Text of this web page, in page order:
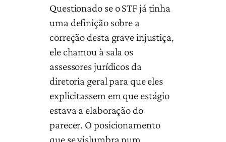
Questionado se o STF já tinha
uma definição sobre a
correção desta grave injustiça,
ele chamou à sala os
assessores jurídicos da
diretoria geral para que eles
explicitassem em que estágio
estava a elaboração do
parecer. O posicionamento
que se vislumbra num